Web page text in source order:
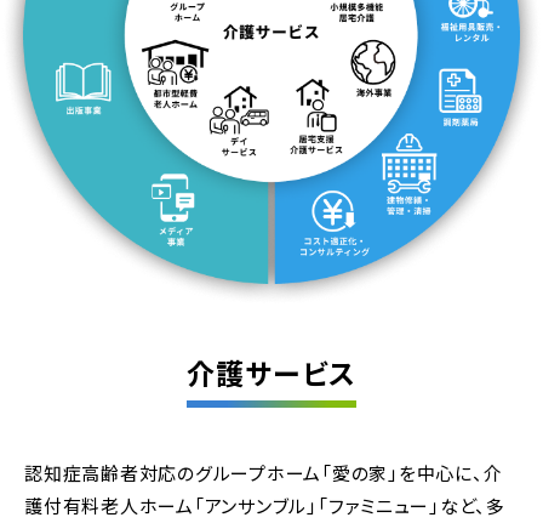
介護サービス
認知症高齢者対応のグループホーム「愛の家」を中心に、介
護付有料老人ホーム「アンサンブル」「ファミニュー」など、多